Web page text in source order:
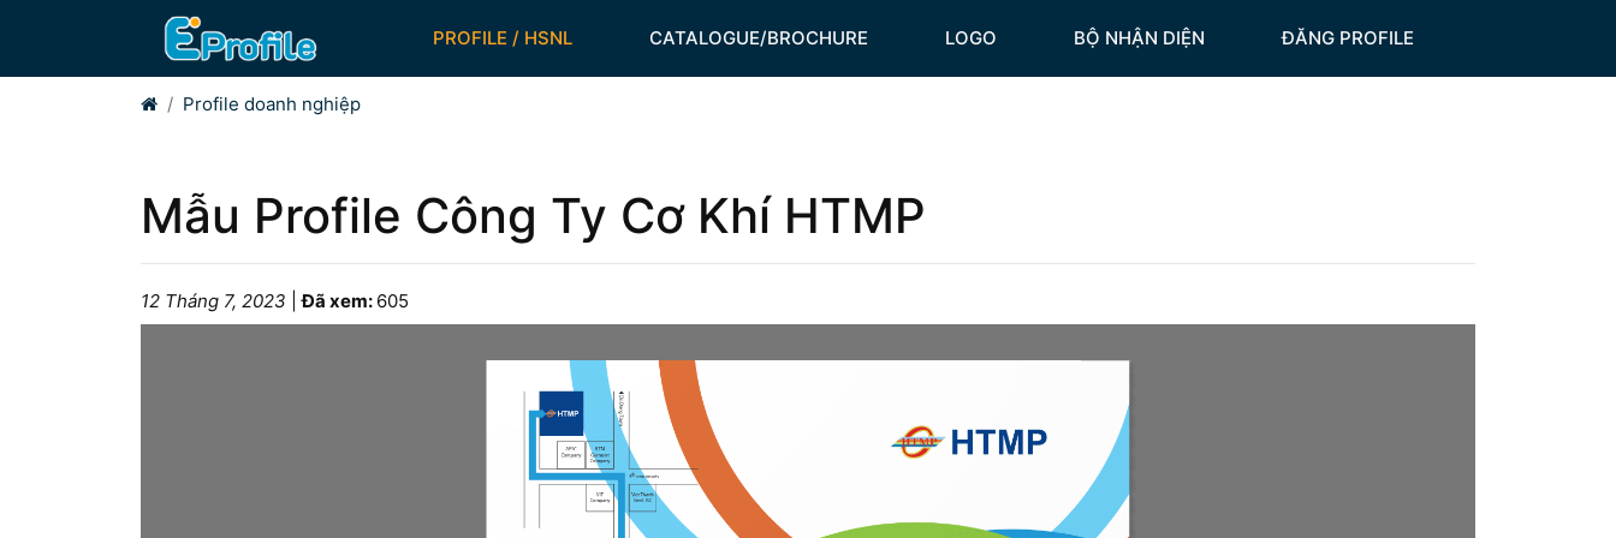
PROFILE / HSNL CATALOGUE/BROCHURE LOGO BỘ NHẬN DIỆN ĐĂNG PROFILE
HomeProfile doanh nghiệp
Mẫu Profile Công Ty Cơ Khí HTMP
12 Tháng 7, 2023 |Đã xem: 605